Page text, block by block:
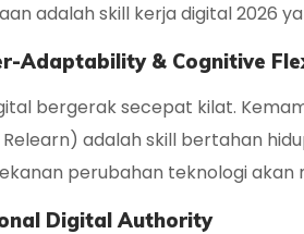
adalah skill kerja digital 2026
Adaptability & Cognitive
bergerak secepat kilat.
) adalah skill bertahan
perubahan teknologi
Digital Authority